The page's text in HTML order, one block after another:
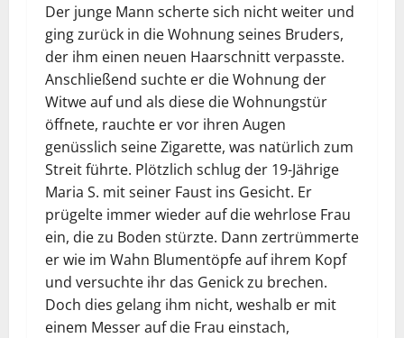
Der junge Mann scherte sich nicht weiter und
ging zurück in die Wohnung seines Bruders,
der ihm einen neuen Haarschnitt verpasste.
Anschließend suchte er die Wohnung der
Witwe auf und als diese die Wohnungstür
öffnete, rauchte er vor ihren Augen
genüsslich seine Zigarette, was natürlich zum
Streit führte. Plötzlich schlug der 19-Jährige
Maria S. mit seiner Faust ins Gesicht. Er
prügelte immer wieder auf die wehrlose Frau
ein, die zu Boden stürzte. Dann zertrümmerte
er wie im Wahn Blumentöpfe auf ihrem Kopf
und versuchte ihr das Genick zu brechen.
Doch dies gelang ihm nicht, weshalb er mit
einem Messer auf die Frau einstach,